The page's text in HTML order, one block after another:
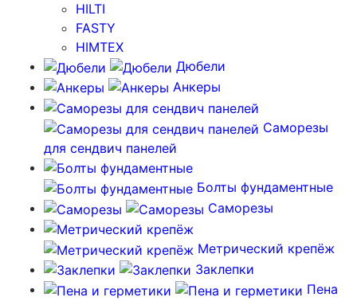
HILTI
FASTY
HIMTEX
Дюбели
Анкеры
Саморезы
для сендвич панелей
Болты фундаментные
Саморезы
Метрический крепёж
Заклепки
Пена